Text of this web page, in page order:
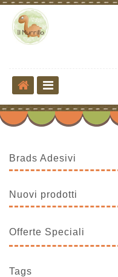
Brads Adesivi
Nuovi prodotti
Offerte Speciali
Tags